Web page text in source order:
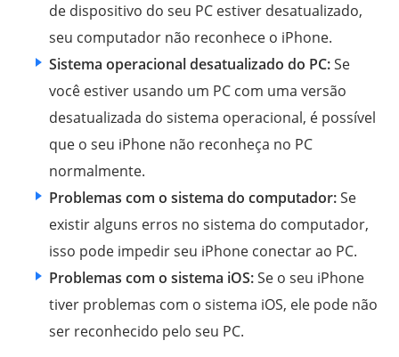
de dispositivo do seu PC estiver desatualizado,
seu computador não reconhece o iPhone.
Sistema operacional desatualizado do PC:Se
você estiver usando um PC com uma versão
desatualizada do sistema operacional, é possível
que o seu iPhone não reconheça no PC
normalmente.
Problemas com o sistema do computador:Se
existir alguns erros no sistema do computador,
isso pode impedir seu iPhone conectar ao PC.
Problemas com o sistema iOS:Se o seu iPhone
tiver problemas com o sistema iOS, ele pode não
ser reconhecido pelo seu PC.